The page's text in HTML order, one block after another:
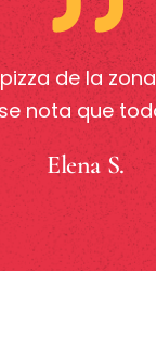
pizza de la
nota que
Elena S.